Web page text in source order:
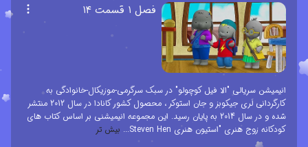
فصل ۱ قسمت ۱۴
انیمیشن سریالی "الا فیل کوچولو" در سبک سرگرمی-موزیکال-خانوادگی به
کارگردانی لَری جیکوبز و جان استوکر ، محصول کشور کانادا در سال 2012 منتشر
شده و در سال 2014 به پایان رسید. این مجموعه انیمیشنی بر اساس کتاب های
کودکانه زوج هنری "استیون هنری Steven Hen
... بیش تر